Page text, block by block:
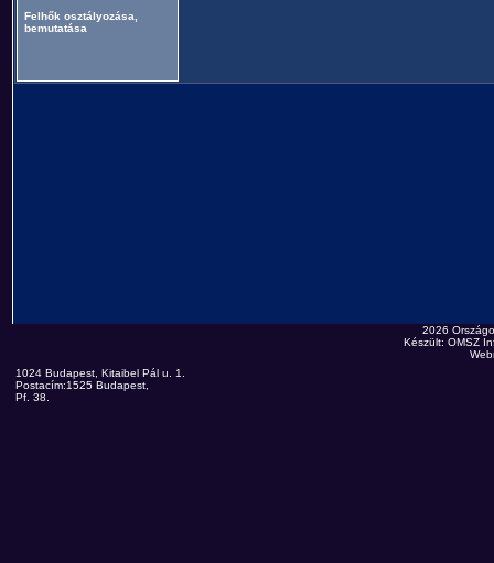
Felhők osztályozása,
bemutatása
2026
Készült: OMSZ
1024 Budapest, Kitaibel Pál u. 1.
Postacím:1525 Budapest,
Pf. 38.